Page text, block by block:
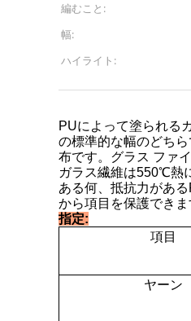
編むこと:
幅:
ハイライト:
PUによって塗られる
の標準的な幅のどち
布です。グラス ファ
ガラス繊維は550℃熱
ある何、抵抗力があ
から項目を保護でき
指定:
項目
ヤーン